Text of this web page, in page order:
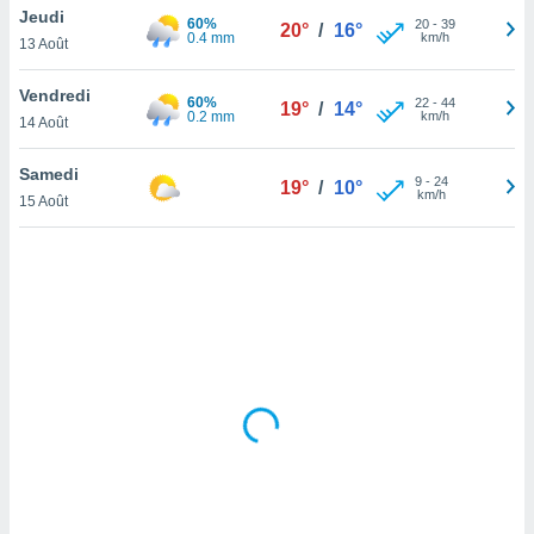
en
de
Jeudi
13 Août
60%
0.4 mm
20° / 16° 20- 39
km/h
Vendredi
14 Août
60%
0.2 mm
19° / 14° 22- 44
km/h
Samedi
15 Août
19° / 10° 9- 24
km/h